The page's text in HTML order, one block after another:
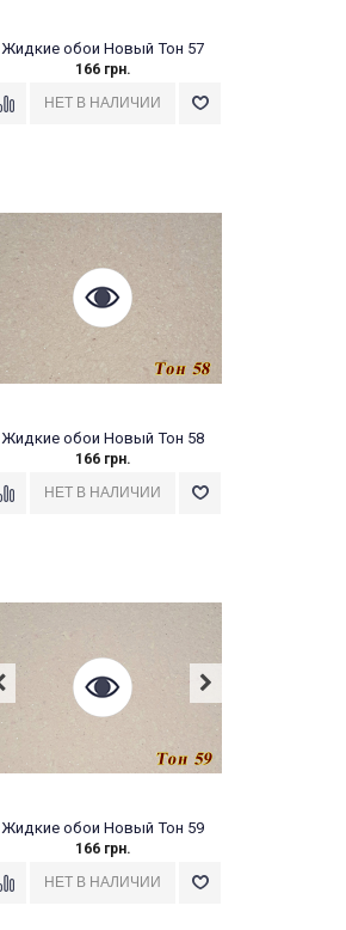
Жидкие обои Новый Тон 57
166 грн.
Жидкие обои Новый Тон 58
166 грн.
Жидкие обои Новый Тон 59
166 грн.